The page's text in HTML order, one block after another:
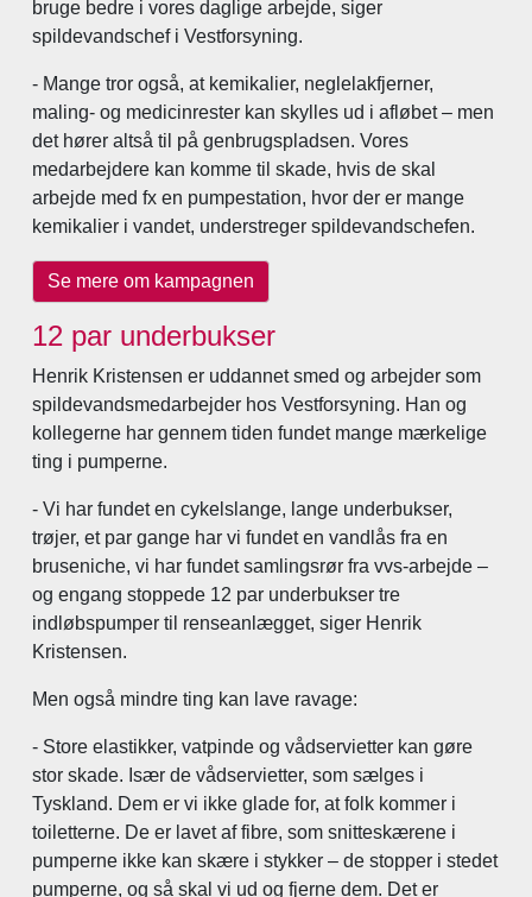
bruge bedre i vores daglige arbejde, siger
spildevandschef i Vestforsyning.
- Mange tror også, at kemikalier, neglelakfjerner,
maling- og medicinrester kan skylles ud i afløbet – men
det hører altså til på genbrugspladsen. Vores
medarbejdere kan komme til skade, hvis de skal
arbejde med fx en pumpestation, hvor der er mange
kemikalier i vandet, understreger spildevandschefen.
Se mere om kampagnen
12 par underbukser
Henrik Kristensen er uddannet smed og arbejder som
spildevandsmedarbejder hos Vestforsyning. Han og
kollegerne har gennem tiden fundet mange mærkelige
ting i pumperne.
- Vi har fundet en cykelslange, lange underbukser,
trøjer, et par gange har vi fundet en vandlås fra en
bruseniche, vi har fundet samlingsrør fra vvs-arbejde –
og engang stoppede 12 par underbukser tre
indløbspumper til renseanlægget, siger Henrik
Kristensen.
Men også mindre ting kan lave ravage:
- Store elastikker, vatpinde og vådservietter kan gøre
stor skade. Især de vådservietter, som sælges i
Tyskland. Dem er vi ikke glade for, at folk kommer i
toiletterne. De er lavet af fibre, som snitteskærene i
pumperne ikke kan skære i stykker – de stopper i stedet
pumperne, og så skal vi ud og fjerne dem. Det er